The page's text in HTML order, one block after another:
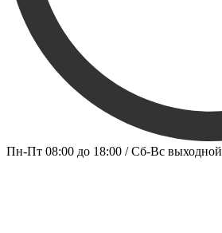
Пн-Пт 08:00 до 18:00 / Сб-Вс выходной